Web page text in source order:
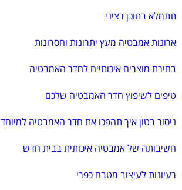
תתמלא בתוכן רציני
ארונות אמבטיה מעץ יתרונות וחסרונות
בחירת מוצרים איכותיים לחדר האמבטיה
טיפים לשיפוץ חדר האמבטיה שלכם
ניסור בטון איך תהפכו את חדר האמבטיה למיוחד
חשיבותה של אמבטיה איכותית בבית חדש
רעיונות לעיצוב מטבח כפרי